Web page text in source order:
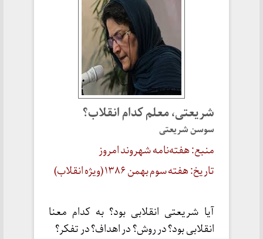
شریعتی، معلم کدام انقلاب؟
سوسن شریعتی
منبع: هفته‌نامه شهروند امروز
تاریخ: هفته سوم بهمن ۱۳۸۶ (ویژه انقلاب)
آیا شریعتی انقلابی بود؟ به کدام معنا
انقلابی بود؟ در روش؟ در اهداف؟ در تفکر؟